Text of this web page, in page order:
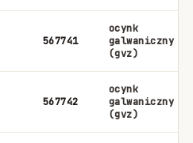
567741
ocynk
galwaniczny
(gvz)
567742
ocynk
galwaniczny
(gvz)